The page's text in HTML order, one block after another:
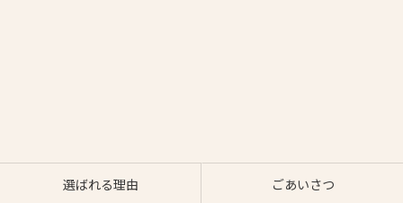
選ばれる理由 ごあいさつ